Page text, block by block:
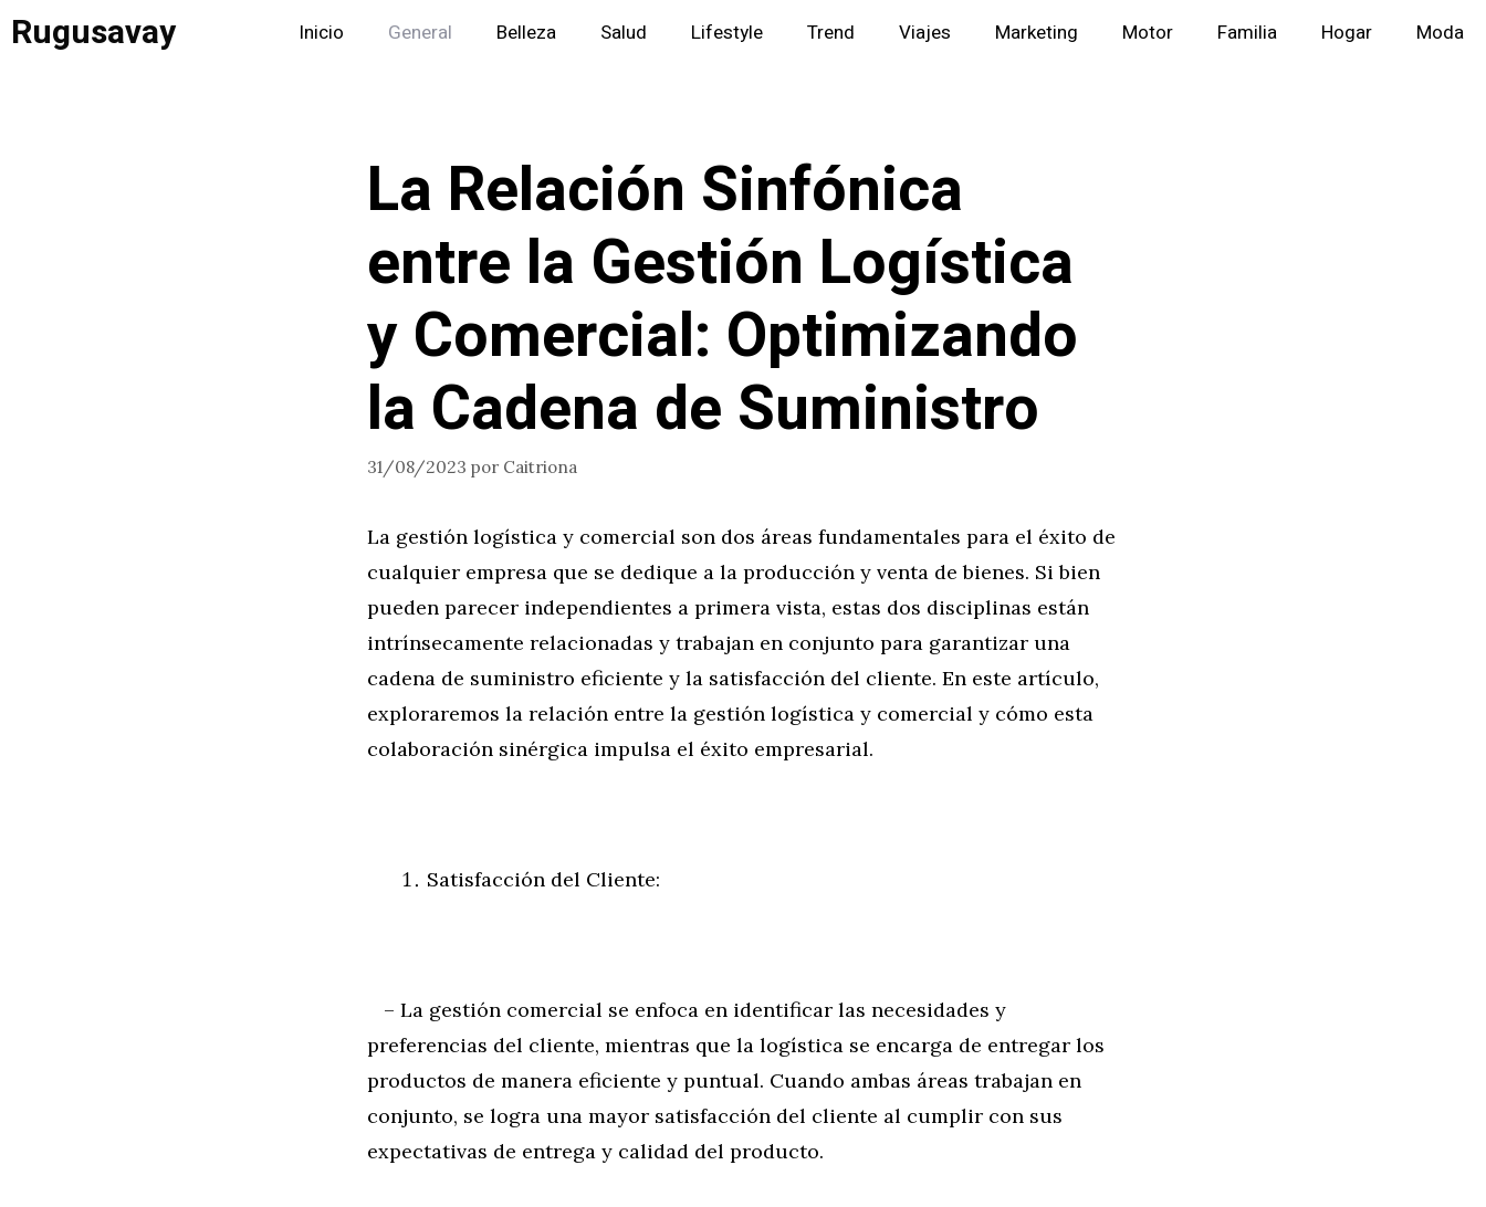
Saltar
alRugusavay Inicio General Belleza Salud Lifestyle Trend Viajes Marketing Motor Familia Hogar Moda
La Relación Sinfónica
entre la Gestión Logística
y Comercial: Optimizando
la Cadena de Suministro
31/08/2023 por Caitriona
La gestión logística y comercial son dos áreas fundamentales para el éxito de
cualquier empresa que se dedique a la producción y venta de bienes. Si bien
pueden parecer independientes a primera vista, estas dos disciplinas están
intrínsecamente relacionadas y trabajan en conjunto para garantizar una
cadena de suministro eficiente y la satisfacción del cliente. En este artículo,
exploraremos la relación entre la gestión logística y comercial y cómo esta
colaboración sinérgica impulsa el éxito empresarial.
Satisfacción del Cliente:
– La gestión comercial se enfoca en identificar las necesidades y
preferencias del cliente, mientras que la logística se encarga de entregar los
productos de manera eficiente y puntual. Cuando ambas áreas trabajan en
conjunto, se logra una mayor satisfacción del cliente al cumplir con sus
expectativas de entrega y calidad del producto.